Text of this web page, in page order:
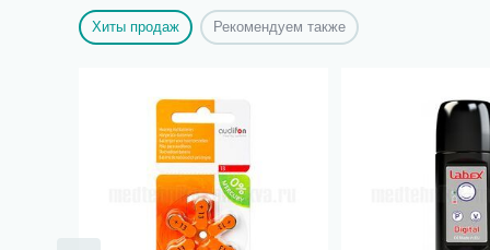
Хиты продаж Рекомендуем также